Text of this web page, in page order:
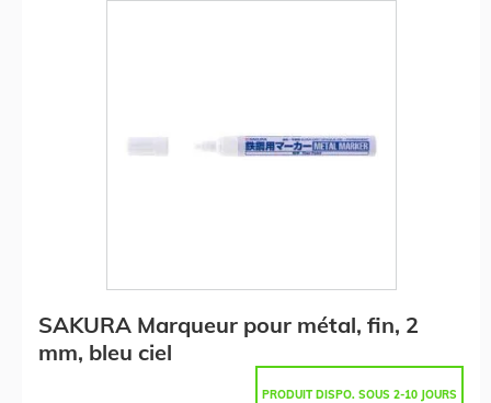
SAKURA Marqueur pour métal, fin, 2
mm, bleu ciel
PRODUIT DISPO. SOUS 2-10 JOURS